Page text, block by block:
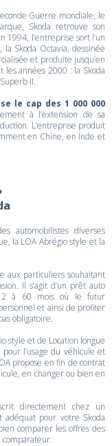
Guerre mondiale, le
Skoda retrouve son
1994, l’entreprise sort l’un
Skoda Octavia, dessinée
et produite jusqu’en
les années 2000 : la Skoda
II.
le cap des 1 000 000
à l’extension de sa
L’entreprise produit
en Chine, en Inde et
automobilistes diverses
la LOA Abrégio style et la
aux particuliers souhaitant
Il s’agit d’un prêt auto
12 à 60 mois où le futur
et ainsi de profiter
obligatoire.
style et de Location longue
l’usage du véhicule et
propose en fin de contrat
en changer ou bien en
directement chez un
pour votre Skoda
comparer les offres des